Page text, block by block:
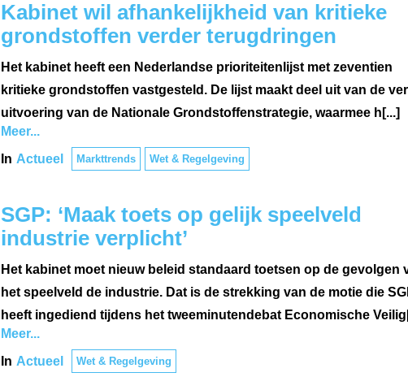
Kabinet wil afhankelijkheid van kritieke
grondstoffen verder terugdringen
Het kabinet heeft een Nederlandse prioriteitenlijst met zeventien
kritieke grondstoffen vastgesteld. De lijst maakt deel uit van de
uitvoering van de Nationale Grondstoffenstrategie, waarmee h[...]
Meer...
In Actueel Markttrends Wet & Regelgeving
SGP: ‘Maak toets op gelijk speelveld
industrie verplicht’
Het kabinet moet nieuw beleid standaard toetsen op de gevolgen
het speelveld de industrie. Dat is de strekking van de motie die
heeft ingediend tijdens het tweeminutendebat Economische
Meer...
In Actueel Wet & Regelgeving